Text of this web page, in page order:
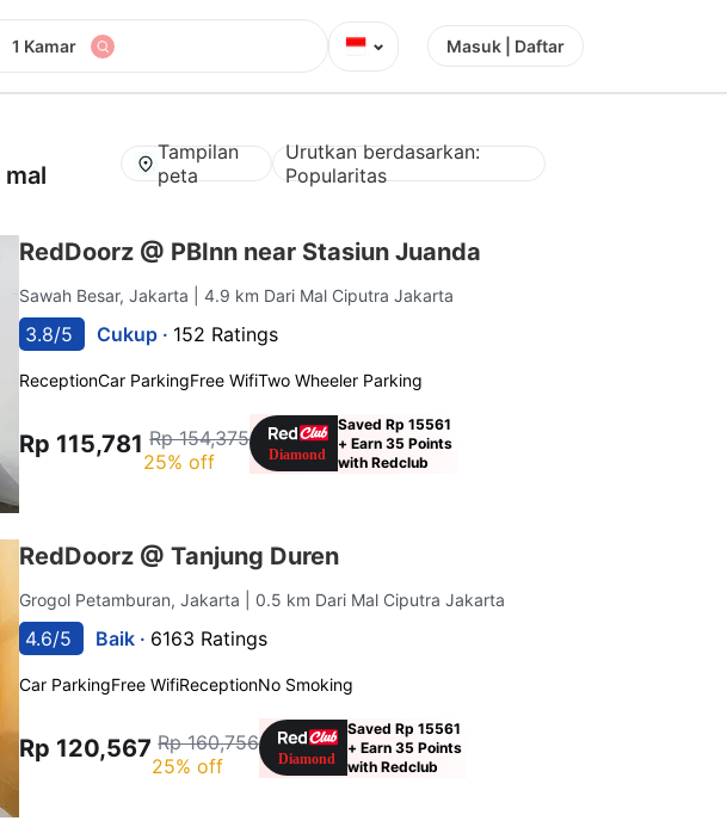
1 Kamar ⌄ Masuk | Daftar
mal
Tampilan
peta
Urutkan berdasarkan:
Popularitas
RedDoorz @ PBInn near Stasiun Juanda
Sawah Besar, Jakarta | 4.9 km Dari Mal Ciputra Jakarta
3.8/5 Cukup · 152 Ratings
ReceptionCar ParkingFree WifiTwo Wheeler Parking
Rp 115,781 Rp 154,375
25% off
Saved Rp 15561
+ Earn 35 Points
with Redclub
RedDoorz @ Tanjung Duren
Grogol Petamburan, Jakarta | 0.5 km Dari Mal Ciputra Jakarta
4.6/5 Baik · 6163 Ratings
Car ParkingFree WifiReceptionNo Smoking
Rp 120,567 Rp 160,756
25% off
Saved Rp 15561
+ Earn 35 Points
with Redclub